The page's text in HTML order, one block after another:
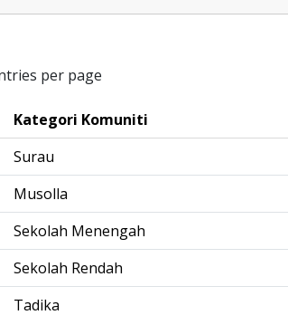
per page
Kategori Komuniti
Surau
Musolla
Sekolah Menengah
Sekolah Rendah
Tadika